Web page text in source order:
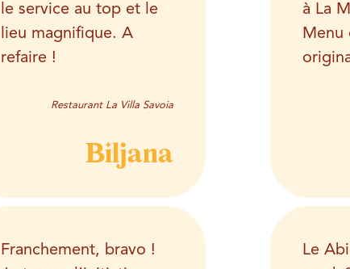
le service au top et le
lieu magnifique. A
refaire !
Restaurant La Villa Savoia
Biljana
à La
Menu
Franchement, bravo !
Le